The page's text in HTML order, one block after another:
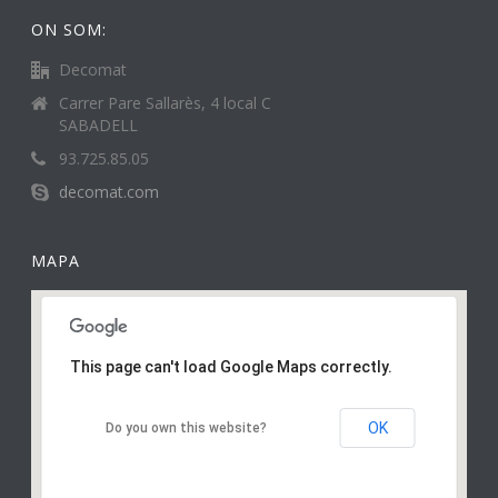
ON SOM:
Decomat
Carrer Pare Sallarès, 4 local C
SABADELL
93.725.85.05
decomat.com
MAPA
This page can't load Google Maps correctly.
Do you own this website? OK